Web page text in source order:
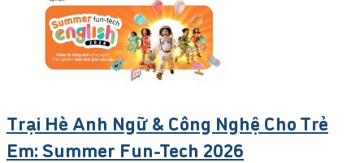
Trại Hè Anh Ngữ & Công Nghệ Cho Trẻ
Em: Summer Fun-Tech 2026